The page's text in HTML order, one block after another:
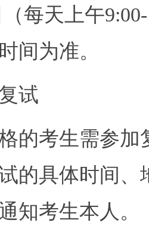
（每天上午
间为准。
试
的考生需参加
的具体时间
知考生本人。